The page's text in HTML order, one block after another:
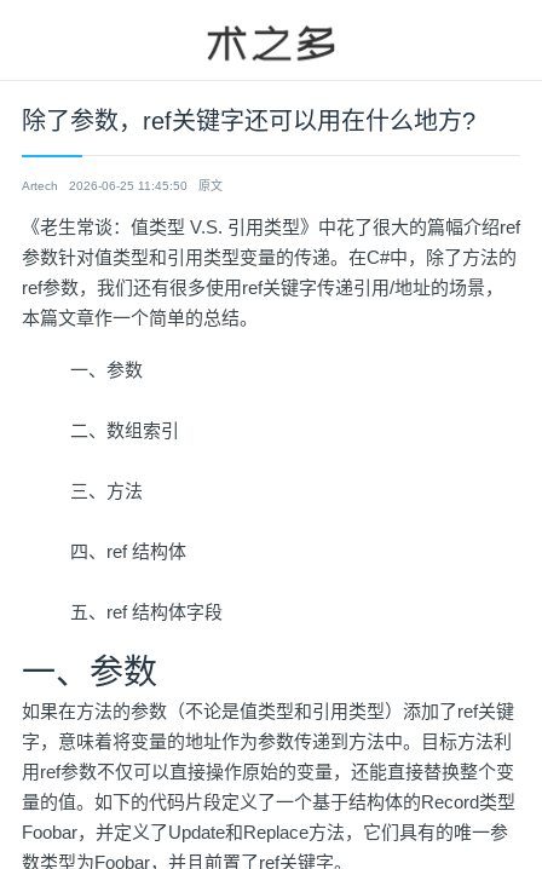
除了参数，ref关键字还可以用在什么地方?
Artech 2026-06-25 11:45:50 原文
《老生常谈：值类型 V.S. 引用类型》中花了很大的篇幅介绍ref
参数针对值类型和引用类型变量的传递。在C#中，除了方法的
ref参数，我们还有很多使用ref关键字传递引用/地址的场景，
本篇文章作一个简单的总结。
一、参数
二、数组索引
三、方法
四、ref 结构体
五、ref 结构体字段
一、参数
如果在方法的参数（不论是值类型和引用类型）添加了ref关键
字，意味着将变量的地址作为参数传递到方法中。目标方法利
用ref参数不仅可以直接操作原始的变量，还能直接替换整个变
量的值。如下的代码片段定义了一个基于结构体的Record类型
Foobar，并定义了Update和Replace方法，它们具有的唯一参
数类型为Foobar，并且前置了ref关键字。